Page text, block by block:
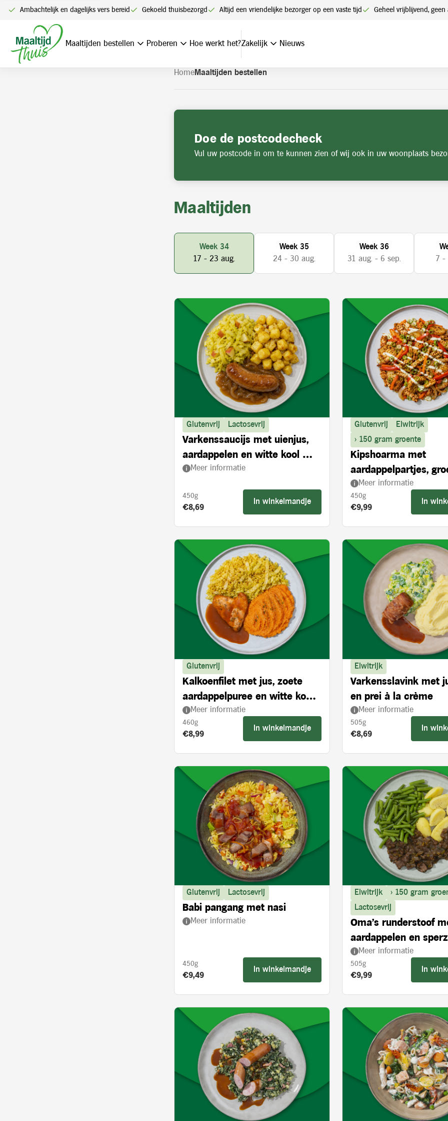
Ambachtelijk en dagelijks vers bereid Gekoeld thuisbezorgd Altijd een vriendelijke bezorger op een vaste tijd Geheel vrijblijvend,
Maaltijden bestellen Proberen Hoe werkt het?Zakelijk Nieuws
U kunt alleen bestellen met een account. Heeft u nog geen account? Vraag hier uw
Navigatie
overslaan
Home Maaltijden bestellen
Doe de postcodecheck
Vul uw postcode in om te kunnen zien of wij ook in uw woonplaats
Maaltijden
Week 34
17 - 23 aug.
Week 35
24 - 30 aug.
Week 36
31 aug. - 6 sep.
7 -
Glutenvrij Lactosevrij
Varkenssaucijs met uienjus,
aardappelen en witte kool met
kerrie en appelstukjes
Meer informatie
450g
Product prijs:
€8,69
In winkelmandje
Glutenvrij
Eiwitrijk
> 150 gram groente
Kipshoarma met
aardappelpartjes,
en knoflooksaus
Meer informatie
450g
Product prijs:
€9,99
In
Glutenvrij
Kalkoenfilet met jus, zoete
aardappelpuree en witte kool
met kerrie en appelstukjes
Meer informatie
460g
Product prijs:
€8,99
In winkelmandje
Eiwitrijk
Varkensslavink met
en prei à la crème
Meer informatie
505g
Product prijs:
€8,69
In
Glutenvrij Lactosevrij
Babi pangang met nasi
Meer informatie
450g
Product prijs:
€9,49
In winkelmandje
Eiwitrijk
> 150 gram
Lactosevrij
Oma's runderstoof
aardappelen en
Meer informatie
505g
Product prijs:
€9,99
In